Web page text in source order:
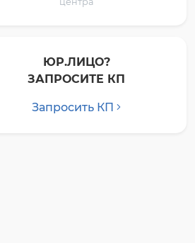
ЮР.ЛИЦО?
ЗАПРОСИТЕ КП
Запросить КП